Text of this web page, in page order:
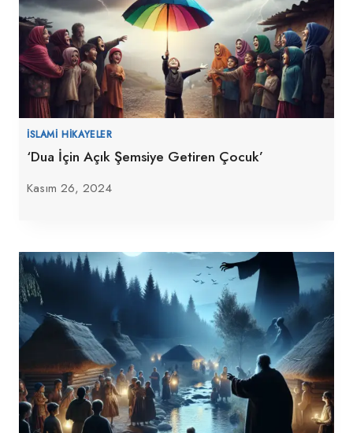
İSLAMI HIKAYELER
‘Dua İçin Açık Şemsiye Getiren Çocuk’
Kasım 26, 2024